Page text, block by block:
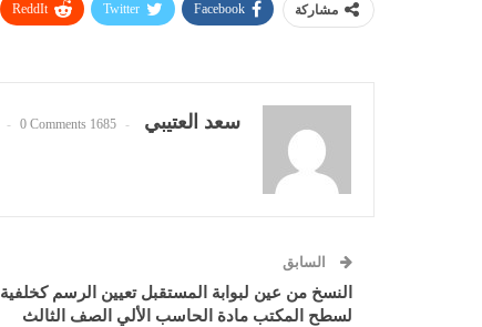
مشاركة Facebook
Twitter
ReddIt
سعد العتيبي 1685 Posts
0 Comments
السابق
النسخ من عين لبوابة المستقبل تعيين الرسم كخلفية
لسطح المكتب مادة الحاسب الألي الصف الثالث